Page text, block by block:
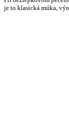
je to klasická múka,